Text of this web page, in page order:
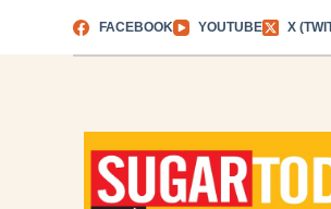
FACEBOOK YOUTUBE X